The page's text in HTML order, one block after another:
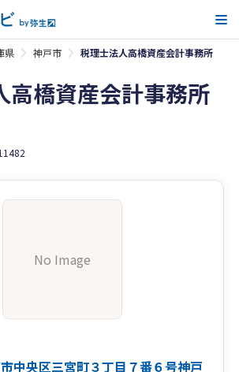
県 神戸市 税理士法人高橋資産会計事務所
高橋資産会計事務所
No Image
中央区三宮町３丁目７番６号神戸